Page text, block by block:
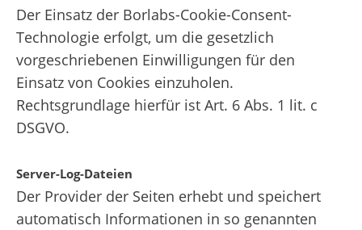
Der Einsatz der Borlabs-Cookie-Consent-
Technologie erfolgt, um die gesetzlich
vorgeschriebenen Einwilligungen für den
Einsatz von Cookies einzuholen.
Rechtsgrundlage hierfür ist Art. 6 Abs. 1 lit. c
DSGVO.
Server-Log-Dateien
Der Provider der Seiten erhebt und speichert
automatisch Informationen in so genannten